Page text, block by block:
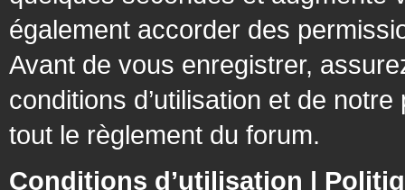
également accorder des
Avant de vous enregistrer,
conditions d’utilisation et de
tout le règlement du forum.
Conditions d’utilisation |